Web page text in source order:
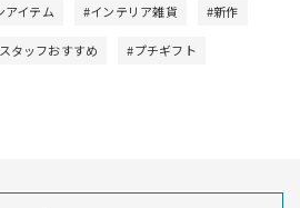
アイテム #インテリア雑貨 #新作
タッフおすすめ #プチギフト